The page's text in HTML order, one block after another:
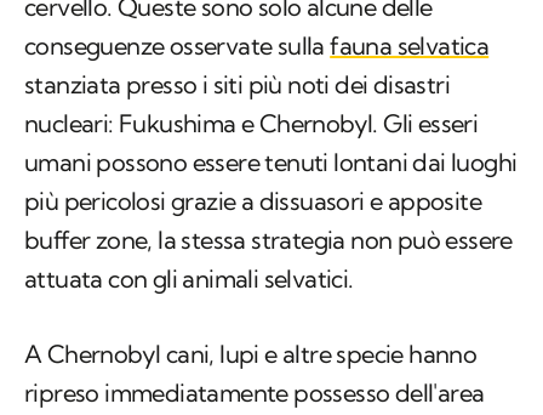
cervello. Queste sono solo alcune delle
conseguenze osservate sullafauna selvatica
stanziata presso i siti più noti dei disastri
nucleari: Fukushima e Chernobyl. Gli esseri
umani possono essere tenuti lontani dai luoghi
più pericolosi grazie a dissuasori e apposite
buffer zone, la stessa strategia non può essere
attuata con gli animali selvatici.
A Chernobyl cani, lupi e altre specie hanno
ripreso immediatamente possesso dell'area